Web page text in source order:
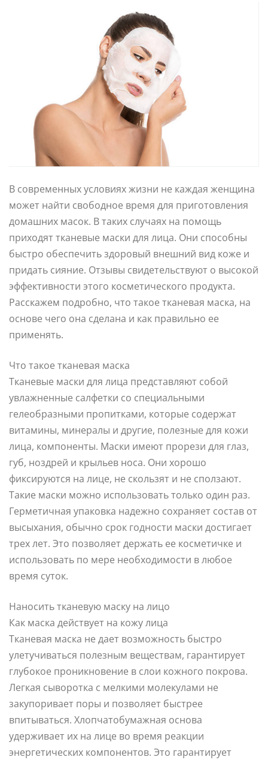
В современных условиях жизни не каждая женщина
может найти свободное время для приготовления
домашних масок. В таких случаях на помощь
приходят тканевые маски для лица. Они способны
быстро обеспечить здоровый внешний вид коже и
придать сияние. Отзывы свидетельствуют о высокой
эффективности этого косметического продукта.
Расскажем подробно, что такое тканевая маска, на
основе чего она сделана и как правильно ее
применять.
Что такое тканевая маска
Тканевые маски для лица представляют собой
увлажненные салфетки со специальными
гелеобразными пропитками, которые содержат
витамины, минералы и другие, полезные для кожи
лица, компоненты. Маски имеют прорези для глаз,
губ, ноздрей и крыльев носа. Они хорошо
фиксируются на лице, не скользят и не сползают.
Такие маски можно использовать только один раз.
Герметичная упаковка надежно сохраняет состав от
высыхания, обычно срок годности маски достигает
трех лет. Это позволяет держать ее косметичке и
использовать по мере необходимости в любое
время суток.
Наносить тканевую маску на лицо
Как маска действует на кожу лица
Тканевая маска не дает возможность быстро
улетучиваться полезным веществам, гарантирует
глубокое проникновение в слои кожного покрова.
Легкая сыворотка с мелкими молекулами не
закупоривает поры и позволяет быстрее
впитываться. Хлопчатобумажная основа
удерживает их на лице во время реакции
энергетических компонентов. Это гарантирует